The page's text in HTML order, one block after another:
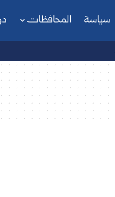
سياسة المحافظات